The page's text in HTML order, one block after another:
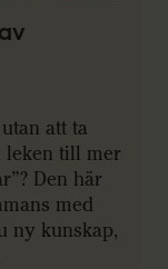
att ta
leken till mer
Den här
med
ny kunskap,